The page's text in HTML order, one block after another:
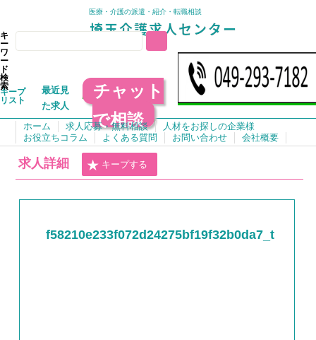
医療・介護の派遣・紹介・転職相談
キ
ー
ワ
ー
ド
検
索
キープ
リスト
最近見
た求人
チャット
で相談
ホーム 求人応募・無料相談
人材をお探しの企業様
お役立ちコラム
よくある質問 お問い合わせ 会社概要
求人詳細 キープする
f58210e233f072d24275bf19f32b0da7_t